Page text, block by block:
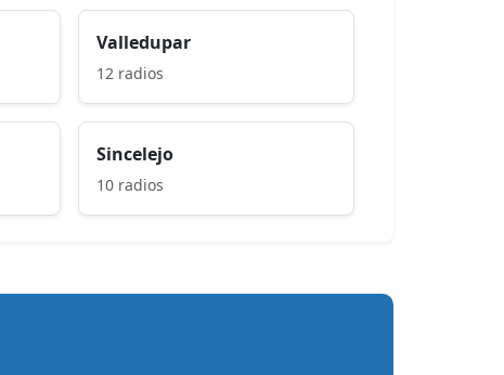
Valledupar
12 radios
Sincelejo
10 radios